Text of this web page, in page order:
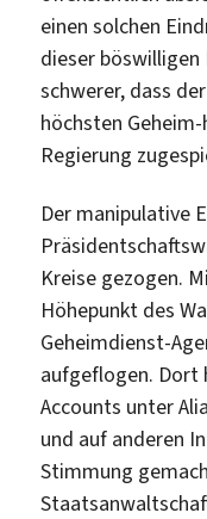
einen solchen
dieser
schwerer, dass
höchsten
Regierung
Der manipulative
Kreise gezogen.
Höhepunkt des
Geheimdienst-
aufgeflogen. Dort
Accounts unter
und auf anderen
Stimmung